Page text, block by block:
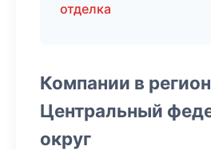
отделка
Компании в
Центральный
округ